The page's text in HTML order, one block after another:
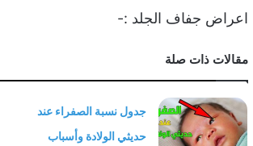
اعراض جفاف الجلد :-
مقالات ذات صلة
جدول نسبة الصفراء عند
حديثي الولادة وأسباب